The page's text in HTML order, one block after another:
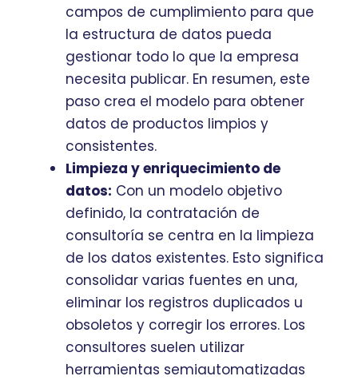
campos de cumplimiento para que
la estructura de datos pueda
gestionar todo lo que la empresa
necesita publicar. En resumen, este
paso crea el modelo para obtener
datos de productos limpios y
consistentes.
Limpieza y enriquecimiento de
datos: Con un modelo objetivo
definido, la contratación de
consultoría se centra en la limpieza
de los datos existentes. Esto significa
consolidar varias fuentes en una,
eliminar los registros duplicados u
obsoletos y corregir los errores. Los
consultores suelen utilizar
herramientas semiautomatizadas